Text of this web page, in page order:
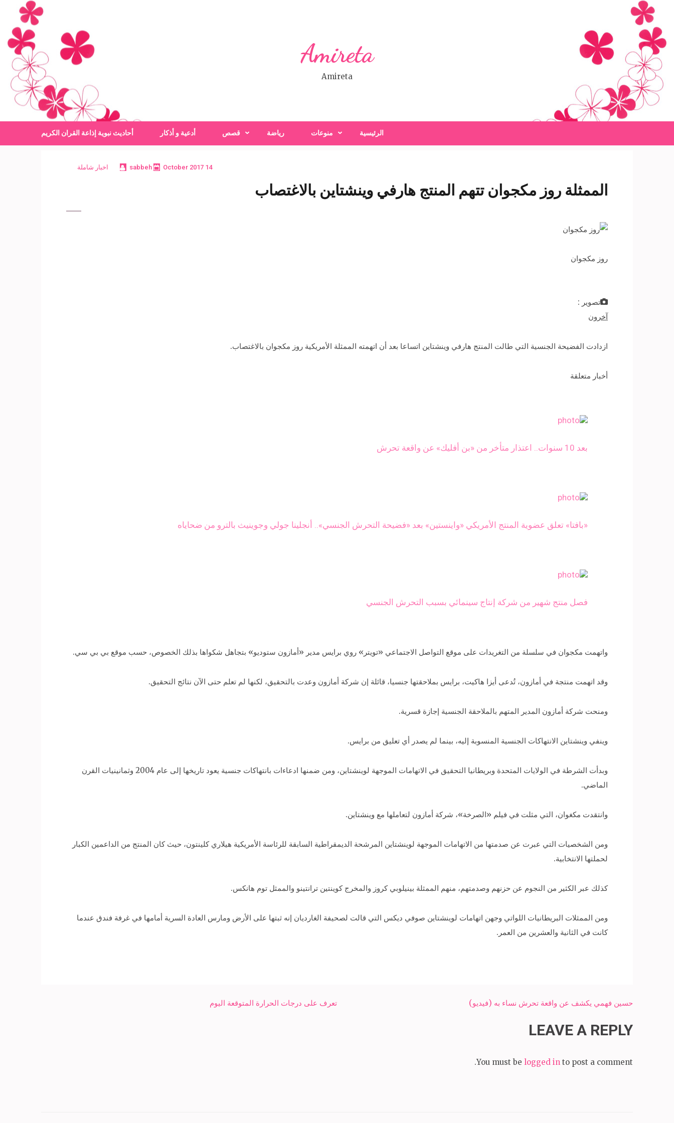
content
(Press
Enter)
Amireta
Amireta
الرئيسية منوعات رياضة قصص أدعية و أذكار أحاديث نبوية إذاعة القران الكريم
14 October 2017
sabbeh اخبار شاملة
الممثلة روز مكجوان تتهم المنتج هارفي وينشتاين بالاغتصاب
روز مكجوان
تصوير :
آخرون
ازدادت الفضيحة الجنسية التي طالت المنتج هارفي وينشتاين اتساعا بعد أن اتهمته الممثلة الأمريكية روز مكجوان بالاغتصاب.
أخبار متعلقة
بعد 10 سنوات.. اعتذار متأخر من «بن أفليك» عن واقعة تحرش
«بافتا» تعلق عضوية المنتج الأمريكي «واينستين» بعد «فضيحة التحرش الجنسي».. أنجلينا جولي وجوينيث بالترو من ضحاياه
فصل منتج شهير من شركة إنتاج سينمائي بسبب التحرش الجنسي
واتهمت مكجوان في سلسلة من التغريدات على موقع التواصل الاجتماعي «تويتر» روي برايس مدير «أمازون ستوديو» بتجاهل شكواها بذلك الخصوص، حسب موقع بي بي سي.
وقد اتهمت منتجة في أمازون، تُدعى أيزا هاكيت، برايس بملاحقتها جنسيا، قائلة إن شركة أمازون وعدت بالتحقيق، لكنها لم تعلم حتى الآن نتائج التحقيق.
ومنحت شركة أمازون المدير المتهم بالملاحقة الجنسية إجازة قسرية.
وينفي وينشتاين الانتهاكات الجنسية المنسوبة إليه، بينما لم يصدر أي تعليق من برايس.
وبدأت الشرطة في الولايات المتحدة وبريطانيا التحقيق في الاتهامات الموجهة لوينشتاين، ومن ضمنها ادعاءات بانتهاكات جنسية يعود تاريخها إلى عام 2004 وثمانينيات القرن
الماضي.
وانتقدت مكغوان، التي مثلت في فيلم «الصرخة»، شركة أمازون لتعاملها مع وينشتاين.
ومن الشخصيات التي عبرت عن صدمتها من الاتهامات الموجهة لوينشتاين المرشحة الديمقراطية السابقة للرئاسة الأمريكية هيلاري كلينتون، حيث كان المنتج من الداعمين الكبار
لحملتها الانتخابية.
كذلك عبر الكثير من النجوم عن حزنهم وصدمتهم، منهم الممثلة بينيلوبي كروز والمخرج كوينتين ترانتينو والممثل توم هانكس.
ومن الممثلات البريطانيات اللواتي وجهن اتهامات لوينشتاين صوفي ديكس التي قالت لصحيفة الغارديان إنه ثبتها على الأرض ومارس العادة السرية أمامها في غرفة فندق عندما
كانت في الثانية والعشرين من العمر.
Post
تعرف على درجات الحرارة المتوقعة اليوم حسين فهمي يكشف عن واقعة تحرش نساء به (فيديو)
LEAVE A REPLY
You must be logged in to post a comment.